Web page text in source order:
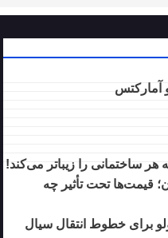
آمارکتس
قیمت‌ها تحت تأثیر چه
برای خطوط انتقال سیال